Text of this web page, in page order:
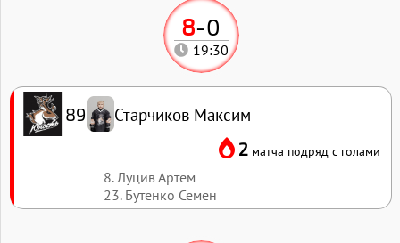
8-0
19:30
89 Старчиков Максим
2 матча подряд с голами
8. Луцив Артем
23. Бутенко Семен